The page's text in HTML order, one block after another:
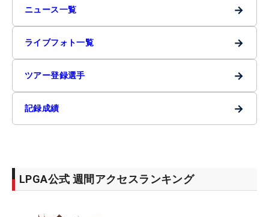
ニュース一覧 →
ライブフォト一覧 →
ツアー登録選手 →
記録成績 →
LPGA公式 週間アクセスランキング